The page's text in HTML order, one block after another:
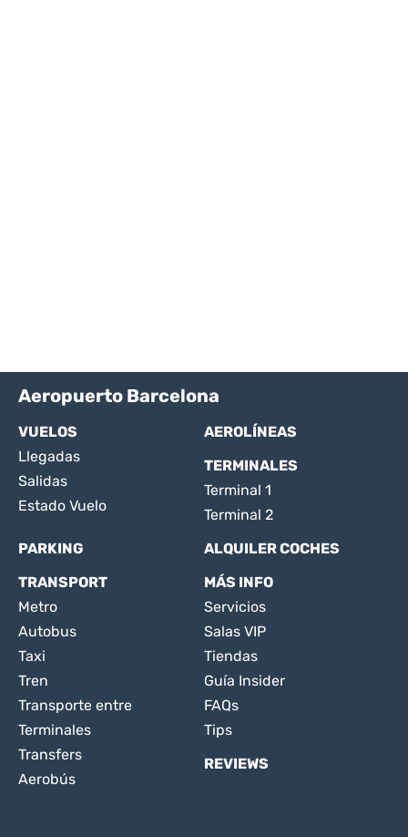
Aeropuerto Barcelona
VUELOS
Llegadas
Salidas
Estado Vuelo
AEROLÍNEAS
TERMINALES
Terminal 1
Terminal 2
PARKING
ALQUILER COCHES
TRANSPORT
Metro
Autobus
Taxi
Tren
Transporte entre
Terminales
Transfers
Aerobús
MÁS INFO
Servicios
Salas VIP
Tiendas
Guía Insider
FAQs
Tips
REVIEWS